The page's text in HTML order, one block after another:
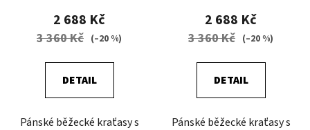
2 688 Kč
3 360 Kč (–20 %)
DETAIL
Pánské běžecké kraťasy s
2 688 Kč
3 360 Kč (–20 %)
DETAIL
Pánské běžecké kraťasy s